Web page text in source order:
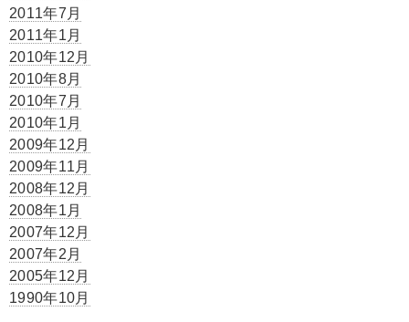
2011年7月
2011年1月
2010年12月
2010年8月
2010年7月
2010年1月
2009年12月
2009年11月
2008年12月
2008年1月
2007年12月
2007年2月
2005年12月
1990年10月